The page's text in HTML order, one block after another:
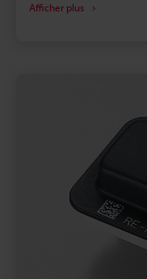
l'aide d'un
Afficher plus